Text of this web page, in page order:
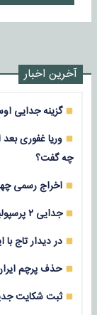
آخرین اخبار
گزینه جدایی
وریا غفوری
چه گفت؟
اخراج رسمی
جدایی ۲ پرسپولیسی و استقلالی در یک روز
در دیدار تاج
حذف پرچم
ثبت شکایت